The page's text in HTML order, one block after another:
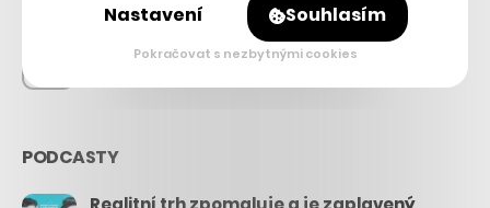
PODCASTY
Nastavení Souhlasím
Pokračovat s nezbytnými cookies